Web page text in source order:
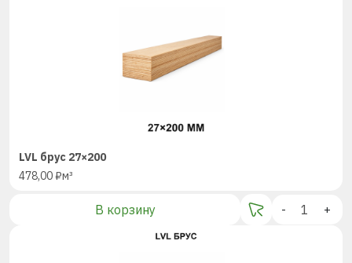
LVL брус 27×200
478,00₽м³
В корзину - +